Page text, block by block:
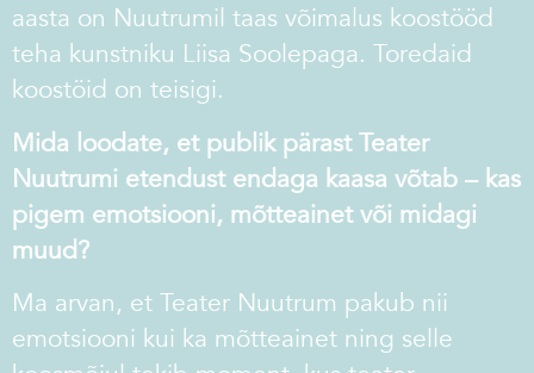
aasta on Nuutrumil taas võimalus koostööd
teha kunstniku Liisa Soolepaga. Toredaid
koostöid on teisigi.
Mida loodate, et publik pärast Teater
Nuutrumi etendust endaga kaasa võtab – kas
pigem emotsiooni, mõtteainet või midagi
muud?
Ma arvan, et Teater Nuutrum pakub nii
emotsiooni kui ka mõtteainet ning selle